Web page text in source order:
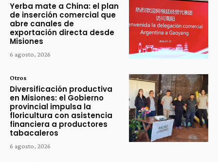
Yerba mate a China: el plan
de inserción comercial que
abre canales de
exportación directa desde
Misiones
6 agosto, 2026
Otros
Diversificación productiva
en Misiones: el Gobierno
provincial impulsa la
floricultura con asistencia
financiera a productores
tabacaleros
6 agosto, 2026